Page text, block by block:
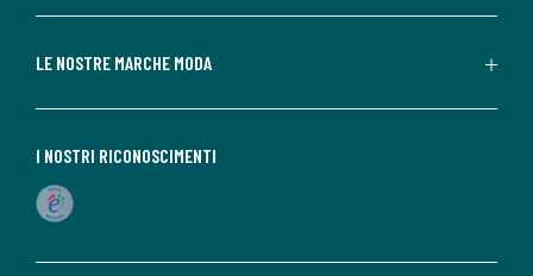
LE NOSTRE MARCHE MODA
I NOSTRI RICONOSCIMENTI